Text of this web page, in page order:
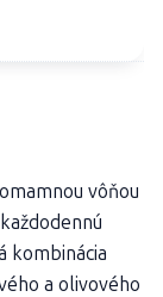
vôňou
kombinácia
a olivového